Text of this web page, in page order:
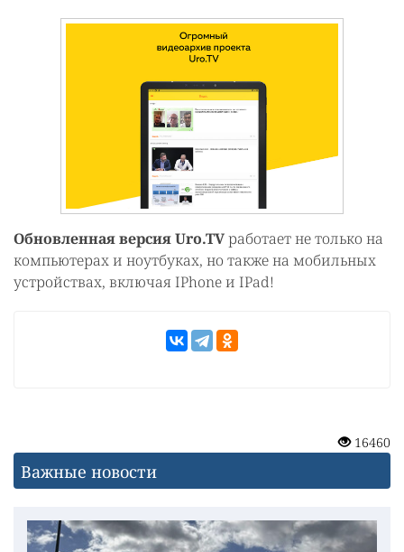
Обновленная версия Uro.TVработает не только на
компьютерах и ноутбуках, но также на мобильных
устройствах, включая IPhone и IPad!
16460
Важные новости